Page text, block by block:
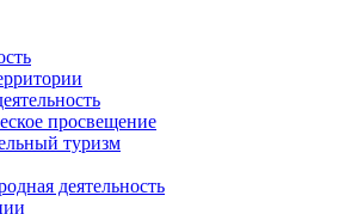
просвещение
туризм
деятельность